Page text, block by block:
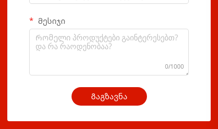
Მესიჯი
0/1000
Გაგზავნა